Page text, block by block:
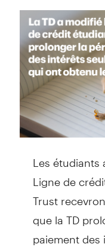
Les
Ligne de
Trust
que la TD
paiement